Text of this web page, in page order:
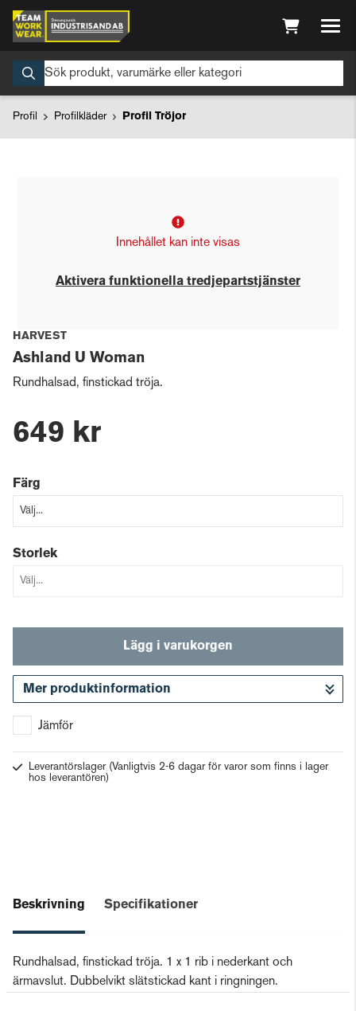
Profil Profilkläder Profil Tröjor
Innehållet kan inte visas
Aktivera funktionella tredjepartstjänster
HARVEST
Ashland U Woman
Rundhalsad, finstickad tröja.
649 kr
Färg
Storlek
Lägg i varukorgen
Mer produktinformation
Jämför
Leverantörslager (Vanligtvis 2-6 dagar för varor som finns i lager
hos leverantören)
Beskrivning Specifikationer
Rundhalsad, finstickad tröja. 1 x 1 rib i nederkant och
ärmavslut. Dubbelvikt slätstickad kant i ringningen.